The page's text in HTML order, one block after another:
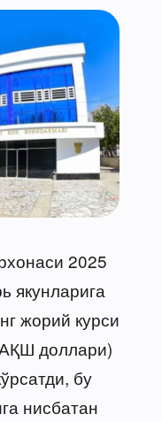
2025
якунларига
жорий курси
доллари)
бу
нисбатан